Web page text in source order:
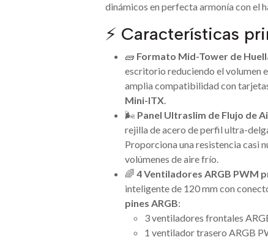
dinámicos en perfecta armonía con el
⚡ Características
🧱 Formato Mid-Tower de
escritorio reduciendo el volumen
amplia compatibilidad con
Mini-ITX.
🌬️ Panel Ultraslim de Flujo de
rejilla de acero de perfil ultra-
Proporciona una resistencia casi
volúmenes de aire frío.
🌈 4 Ventiladores ARGB PWM
inteligente de 120 mm con
pines ARGB:
3 ventiladores frontales
1 ventilador trasero ARGB